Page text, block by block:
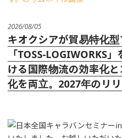
2026/08/05
キオクシアが貿易特化
「TOSS-LOGIWORKS
ける国際物流の効率化
化を両立。2027年のリリ